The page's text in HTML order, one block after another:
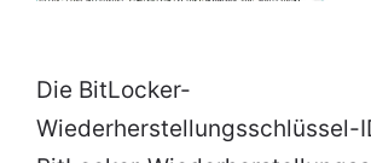
Die BitLocker-
Wiederherstellungsschlüssel-